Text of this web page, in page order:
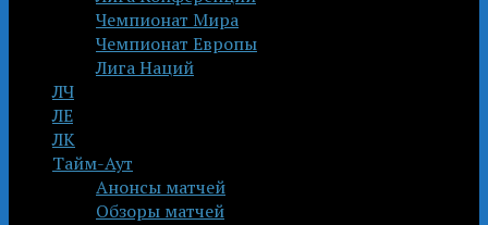
Чемпионат Мира
Чемпионат Европы
Лига Наций
ЛЧ
ЛЕ
ЛК
Тайм-Аут
Анонсы матчей
Обзоры матчей